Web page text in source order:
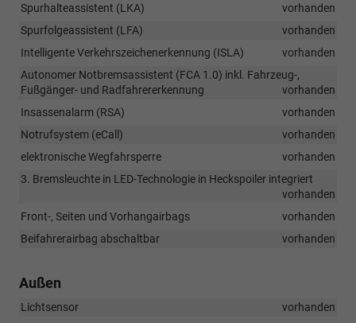
Spurhalteassistent (LKA)
vorhanden
Spurfolgeassistent (LFA)
vorhanden
Intelligente Verkehrszeichenerkennung (ISLA)
vorhanden
Autonomer Notbremsassistent (FCA 1.0) inkl. Fahrzeug-,
Fußgänger- und Radfahrererkennung
vorhanden
Insassenalarm (RSA)
vorhanden
Notrufsystem (eCall)
vorhanden
elektronische Wegfahrsperre
vorhanden
3. Bremsleuchte in LED-Technologie in Heckspoiler integriert
vorhanden
Front-, Seiten und Vorhangairbags
vorhanden
Beifahrerairbag abschaltbar
vorhanden
Außen
Lichtsensor
vorhanden